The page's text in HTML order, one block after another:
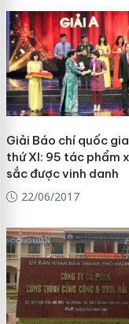
Giải Báo chí quốc
thứ XI: 95 tác phẩm
sắc được vinh danh
22/06/2017